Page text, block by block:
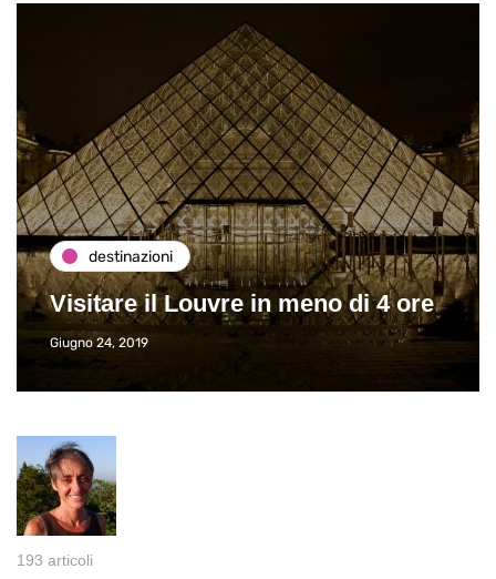
destinazioni
Visitare il Louvre in meno di 4 ore
Giugno 24, 2019
193 articoli